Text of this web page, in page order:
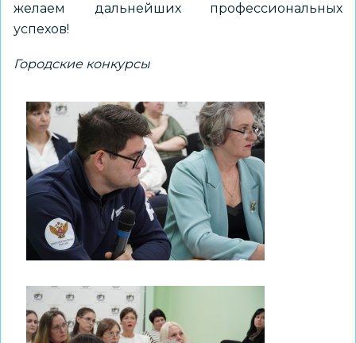
желаем дальнейших профессиональных
успехов!
Городские конкурсы